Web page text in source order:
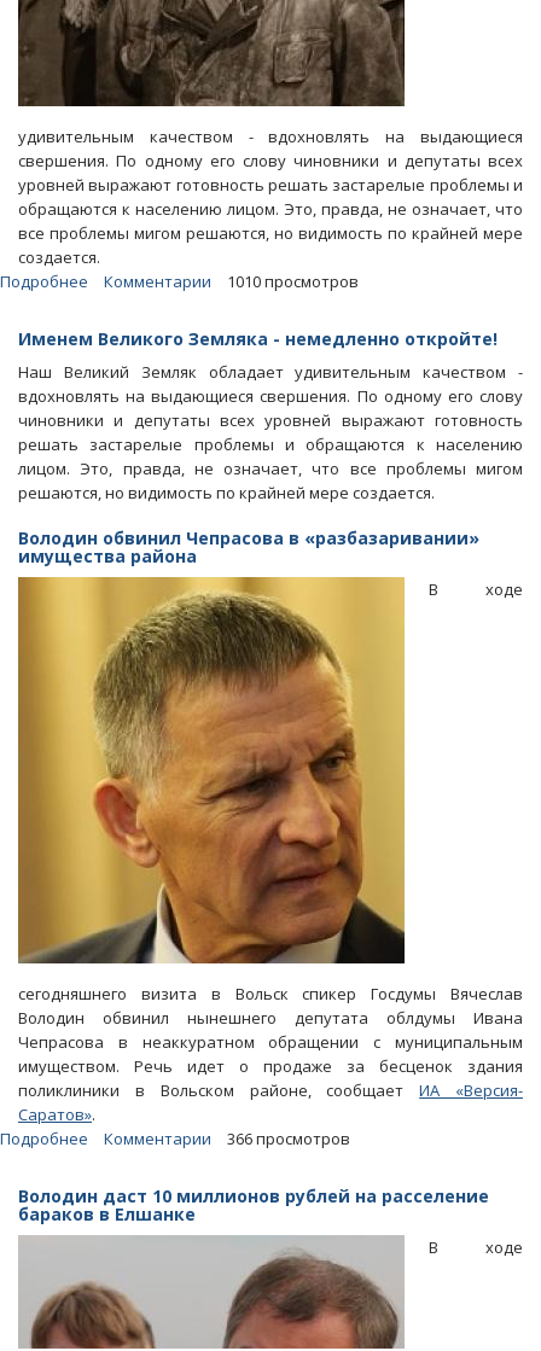
удивительным качеством - вдохновлять на выдающиеся
свершения. По одному его слову чиновники и депутаты всех
уровней выражают готовность решать застарелые проблемы и
обращаются к населению лицом. Это, правда, не означает, что
все проблемы мигом решаются, но видимость по крайней мере
создается.
Подробнее
Именем
Земляка
-
немедленно
откройте!
Комментарии 1010 просмотров
Именем Великого Земляка - немедленно откройте!
Наш Великий Земляк обладает удивительным качеством -
вдохновлять на выдающиеся свершения. По одному его слову
чиновники и депутаты всех уровней выражают готовность
решать застарелые проблемы и обращаются к населению
лицом. Это, правда, не означает, что все проблемы мигом
решаются, но видимость по крайней мере создается.
Володин обвинил Чепрасова в «разбазаривании»
имущества района
В ходе
сегодняшнего визита в Вольск спикер Госдумы Вячеслав
Володин обвинил нынешнего депутата облдумы Ивана
Чепрасова в неаккуратном обращении с муниципальным
имуществом. Речь идет о продаже за бесценок здания
поликлиники в Вольском районе, сообщаетИА «Версия-
Саратов».
Подробнее
Чепрасова
в
имущества
района
Комментарии 366 просмотров
Володин даст 10 миллионов рублей на расселение
бараков в Елшанке
В ходе